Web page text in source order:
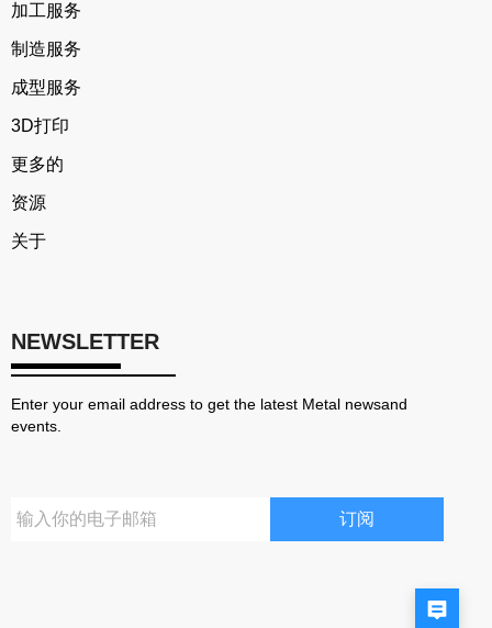
加工服务
制造服务
成型服务
3D打印
更多的
资源
关于
NEWSLETTER
Enter your email address to get the latest Metal newsand
events.
订阅